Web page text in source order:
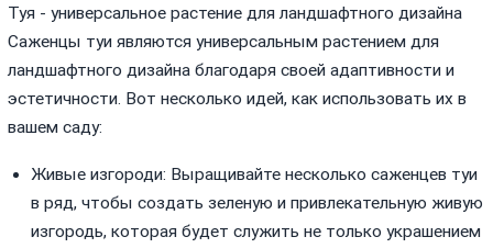
Туя - универсальное растение для ландшафтного дизайна
Саженцы туи являются универсальным растением для
ландшафтного дизайна благодаря своей адаптивности и
эстетичности. Вот несколько идей, как использовать их в
вашем саду:
Живые изгороди: Выращивайте несколько саженцев туи
в ряд, чтобы создать зеленую и привлекательную живую
изгородь, которая будет служить не только украшением